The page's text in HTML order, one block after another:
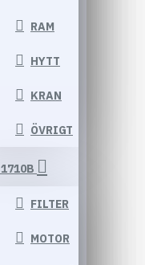
RAM
HYTT
KRAN
ÖVRIGT
1710B
FILTER
MOTOR